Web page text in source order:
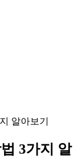
알아보기
3가지 알